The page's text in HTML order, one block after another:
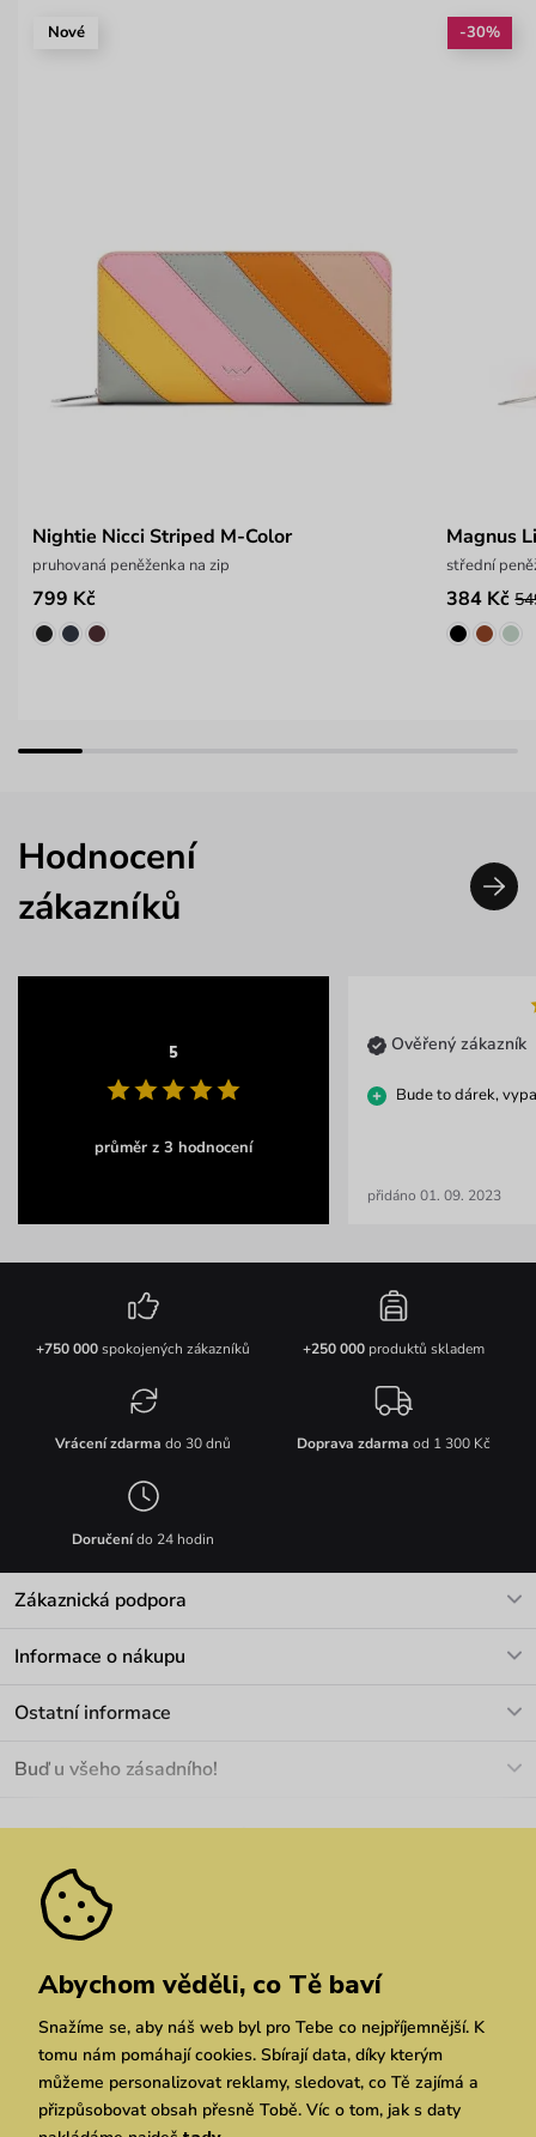
Nové
Nightie Nicci Striped M-Color
pruhovaná peněženka na zip
799 Kč
-30%
Magnus
střední
384 Kč
Hodnocení
zákazníků
5
průměr z 3 hodnocení
Ověřený zákazník
Bude to dárek,
přidáno 01. 09. 2023
+750 000spokojených zákazníků +250 000produktů skladem
Vrácení zdarma do 30 dnů Doprava zdarma od 1 300 Kč
Doručenído 24 hodin
Zákaznická podpora
Informace o nákupu
Materiály a údržba
Pozáruční opravy
Ostatní informace
Velkoobchod
We Care
Dárkové poukazy
Vuchlook
Prodejny
Praha Brno Chrudim
Buď u všeho zásadního!
Zásady ochrany osobních údajů
Abychom věděli, co Tě baví
Snažíme se, aby náš web byl pro Tebe co nejpříjemnější. K
tomu nám pomáhají cookies. Sbírají data, díky kterým
můžeme personalizovat reklamy, sledovat, co Tě zajímá a
přizpůsobovat obsah přesně Tobě. Víc o tom, jak s daty